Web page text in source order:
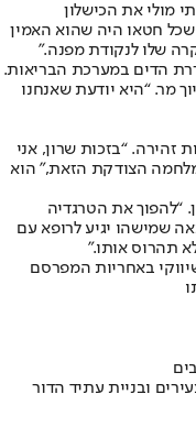
מולי את הכישלון
חטאו היה שהוא האמין
שלו לנקודת מפנה.”
הדים במערכת הבריאות.
מר. “היא יודעת שאנחנו
זהירה. “בזכות שרון, אני
הצודקת הזאת,” הוא
“להפוך את הטרגדיה
שמישהו יגיע לרופא עם
תהרוס אותו.”
באחריות המפרסם
ובניית עתיד הדור